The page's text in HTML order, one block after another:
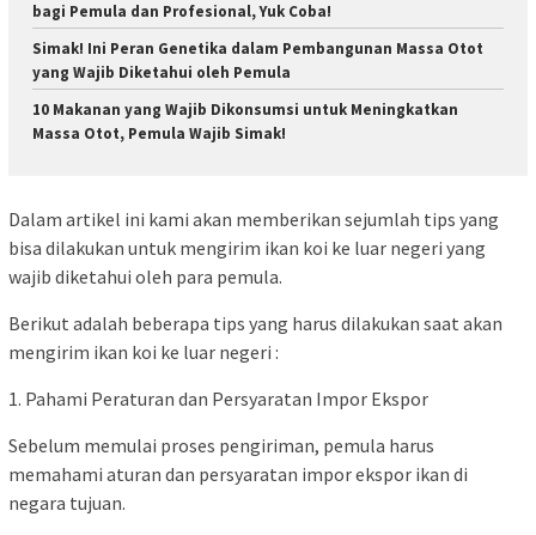
bagi Pemula dan Profesional, Yuk Coba!
Simak! Ini Peran Genetika dalam Pembangunan Massa Otot
yang Wajib Diketahui oleh Pemula
10 Makanan yang Wajib Dikonsumsi untuk Meningkatkan
Massa Otot, Pemula Wajib Simak!
Dalam artikel ini kami akan memberikan sejumlah tips yang
bisa dilakukan untuk mengirim ikan koi ke luar negeri yang
wajib diketahui oleh para pemula.
Berikut adalah beberapa tips yang harus dilakukan saat akan
mengirim ikan koi ke luar negeri :
1. Pahami Peraturan dan Persyaratan Impor Ekspor
Sebelum memulai proses pengiriman, pemula harus
memahami aturan dan persyaratan impor ekspor ikan di
negara tujuan.